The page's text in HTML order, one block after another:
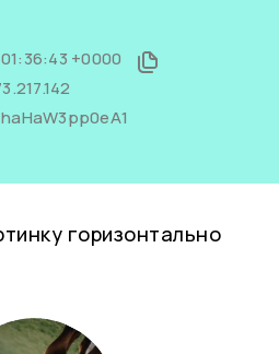
+0000
haHaW3pp0eA1
горизонтально